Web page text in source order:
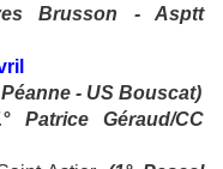
Brusson - Asptt
- US Bouscat)
Patrice Géraud/CC